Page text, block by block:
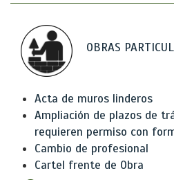
OBRAS
Acta de muros linderos
Ampliación de plazos de
requieren permiso con
Cambio de profesional
Cartel frente de Obra